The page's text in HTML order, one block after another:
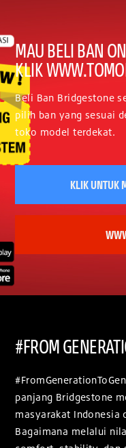
MAU BELI BAN
KLIK
Beli Ban Bridgestone
pilih ban yang sesuai
toko model terdekat.
KLIK UNTUK
#FROM
panjang Bridgestone
masyarakat Indonesia
Bagaimana melalui